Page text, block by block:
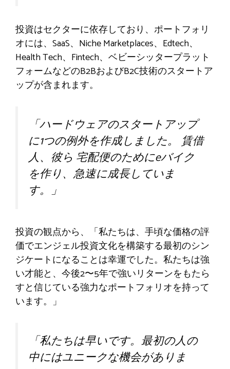
投資はセクターに依存しており、ポートフォリ
オには、SaaS、Niche Marketplaces、Edtech、
Health Tech、Fintech、ベビーシッタープラット
フォームなどのB2BおよびB2C技術のスタートア
ップが含まれます。
「ハードウェアのスタートアップ
に1つの例外を作成しました。 賃借
人、彼ら 宅配便のためにeバイク
を作り、急速に成長していま
す。」
投資の観点から、「私たちは、手頃な価格の評
価でエンジェル投資文化を構築する最初のシン
ジケートになることは幸運でした。私たちは強
い才能と、今後2〜5年で強いリターンをもたら
すと信じている強力なポートフォリオを持って
います。」
「私たちは早いです。最初の人の
中にはユニークな機会がありま